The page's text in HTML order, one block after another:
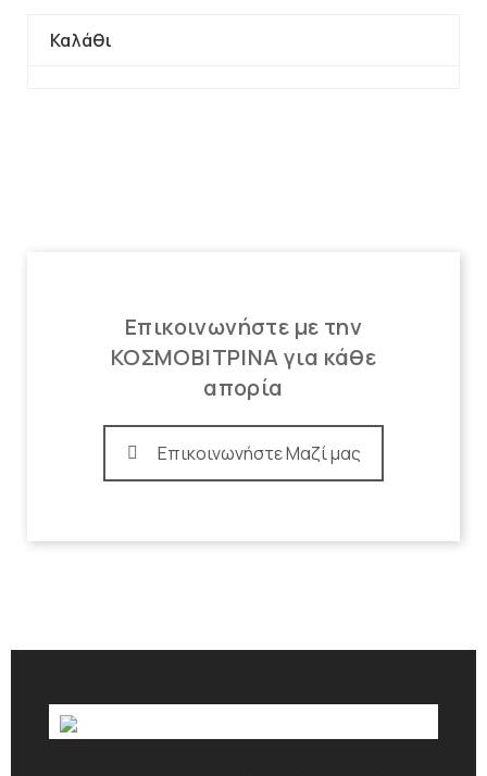
Καλάθι
Επικοινωνήστε με την
ΚΟΣΜΟΒΙΤΡΙΝΑ για κάθε
απορία
Επικοινωνήστε Μαζί μας